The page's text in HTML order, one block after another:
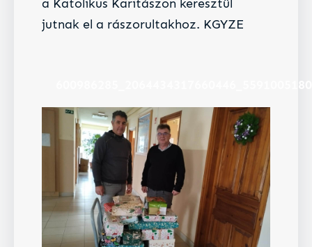
a Katolikus Karitászon keresztül
jutnak el a rászorultakhoz. KGYZE